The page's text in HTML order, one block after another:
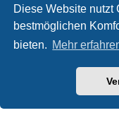
Diese Website nutzt
bestmöglichen
bieten. Mehr
Style
Powered by